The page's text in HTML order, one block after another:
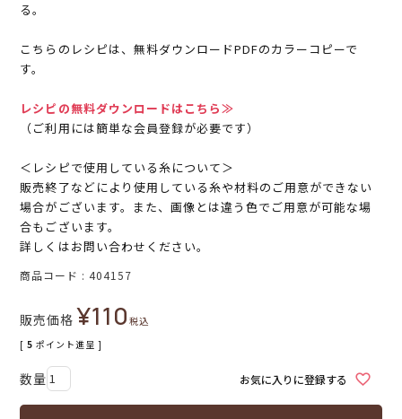
る。
こちらのレシピは、無料ダウンロードPDFのカラーコピーで
す。
レシピの無料ダウンロードはこちら≫
（ご利用には簡単な会員登録が必要です）
＜レシピで使用している糸について＞
販売終了などにより使用している糸や材料のご用意ができない
場合がございます。また、画像とは違う色でご用意が可能な場
合もございます。
詳しくはお問い合わせください。
商品コード 404157
販売価格 ¥110税込
[ 5 ポイント進呈 ]
お気に入りに登録する